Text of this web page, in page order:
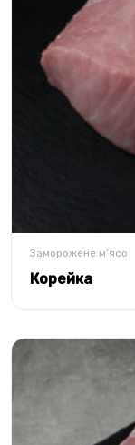
Заморожене м’ясо
Корейка